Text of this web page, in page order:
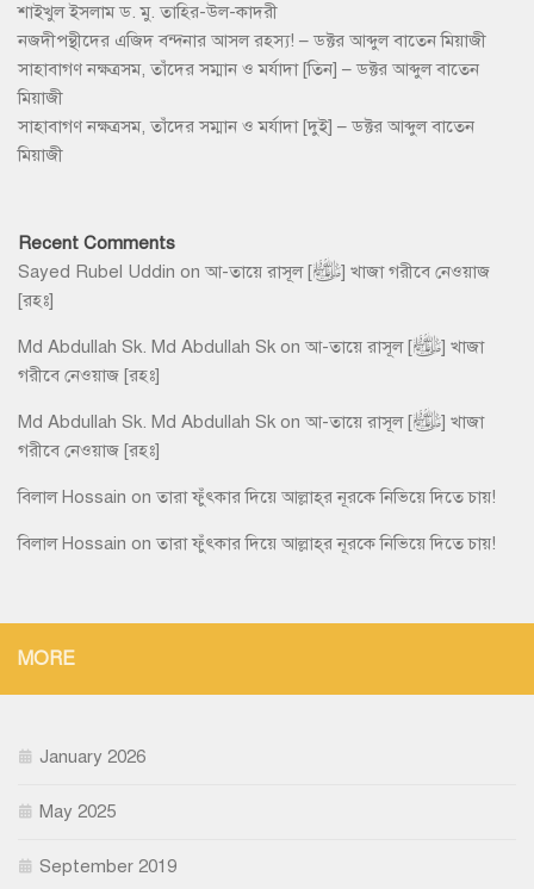
শাইখুল ইসলাম ড. মু. তাহির-উল-কাদরী
নজদীপন্থীদের এজিদ বন্দনার আসল রহস্য! – ডক্টর আব্দুল বাতেন মিয়াজী
সাহাবাগণ নক্ষত্রসম, তাঁদের সম্মান ও মর্যাদা [তিন] – ডক্টর আব্দুল বাতেন
মিয়াজী
সাহাবাগণ নক্ষত্রসম, তাঁদের সম্মান ও মর্যাদা [দুই] – ডক্টর আব্দুল বাতেন
মিয়াজী
Recent Comments
Sayed Rubel Uddin on আ-তায়ে রাসূল [ﷺ] খাজা গরীবে নেওয়াজ
[রহঃ]
Md Abdullah Sk. Md Abdullah Sk on আ-তায়ে রাসূল [ﷺ] খাজা
গরীবে নেওয়াজ [রহঃ]
Md Abdullah Sk. Md Abdullah Sk on আ-তায়ে রাসূল [ﷺ] খাজা
গরীবে নেওয়াজ [রহঃ]
বিলাল Hossain onতারা ফুঁৎকার দিয়ে আল্লাহ্‌র নূরকে নিভিয়ে দিতে চায়!
বিলাল Hossain onতারা ফুঁৎকার দিয়ে আল্লাহ্‌র নূরকে নিভিয়ে দিতে চায়!
MORE
January 2026
May 2025
September 2019